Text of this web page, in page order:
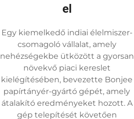
el
Egy kiemelkedő indiai élelmiszer-
csomagoló vállalat, amely
nehézségekbe ütközött a gyorsan
növekvő piaci kereslet
kielégítésében, bevezette Bonjee
papírtányér-gyártó gépét, amely
átalakító eredményeket hozott. A
gép telepítését követően